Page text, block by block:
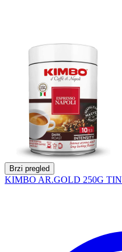
Brzi pregled
KIMBO AR.GOLD 250G TIN